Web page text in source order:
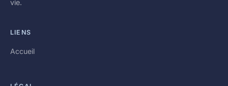
vie.
LIENS
Accueil